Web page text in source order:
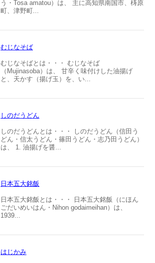
う・Tosa amatou）は、 主に高知県南国市、梼原
町、津野町...
むじなそば
むじなそばとは・・・ むじなそば
（Mujinasoba）は、 甘辛く味付けした油揚げ
と、天かす（揚げ玉）を、い...
しのだうどん
しのだうどんとは・・・ しのだうどん（信田う
どん・信太うどん・篠田うどん・志乃田うどん）
は、 1. 油揚げを醤...
日本五大銘飯
日本五大銘飯とは・・・ 日本五大銘飯（にほん
ごだいめいはん・Nihon godaimeihan）は、
1939...
はじかみ